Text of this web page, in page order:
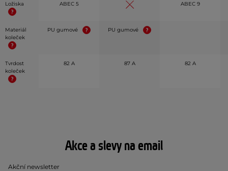
Ložiska ABEC 5 ABEC 9
Materiál
koleček
PU gumové PU gumové
Tvrdost
koleček
82 A 87 A 82 A
Akce a slevy na email
Akční newsletter